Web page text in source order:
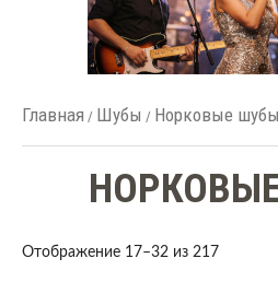
Главная / Шубы / Норковые шубы
Отображение 17–32 из 217